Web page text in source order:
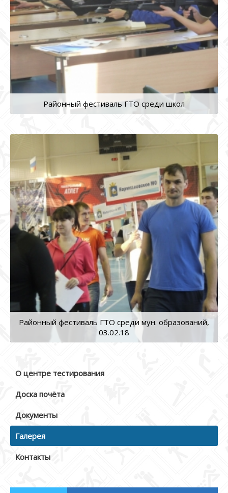
Районный фестиваль ГТО среди школ
Районный фестиваль ГТО среди мун. образований,
03.02.18
О центре тестирования
Доска почёта
Документы
Галерея
Контакты